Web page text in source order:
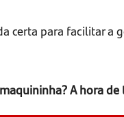
certa para facilitar a
A hora de